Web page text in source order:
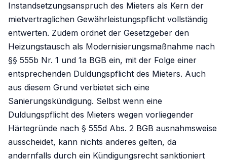
Instandsetzungsanspruch des Mieters als Kern der
mietvertraglichen Gewährleistungspflicht vollständig
entwerten. Zudem ordnet der Gesetzgeber den
Heizungstausch als Modernisierungsmaßnahme nach
§§ 555b Nr. 1 und 1a BGB ein, mit der Folge einer
entsprechenden Duldungspflicht des Mieters. Auch
aus diesem Grund verbietet sich eine
Sanierungskündigung. Selbst wenn eine
Duldungspflicht des Mieters wegen vorliegender
Härtegründe nach § 555d Abs. 2 BGB ausnahmsweise
ausscheidet, kann nichts anderes gelten, da
andernfalls durch ein Kündigungsrecht sanktioniert